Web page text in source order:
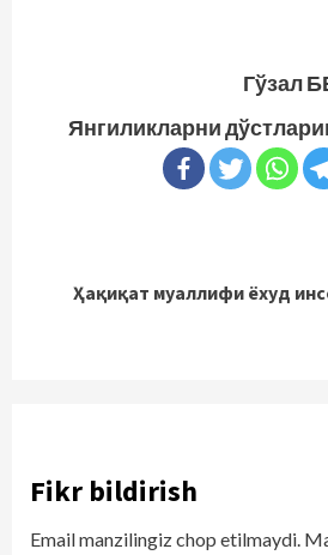
Гўзал
Янгиликларни
Reading
Ҳақиқат муаллифи ёхуд
Fikr bildirish
Email manzilingiz chop etilmaydi.